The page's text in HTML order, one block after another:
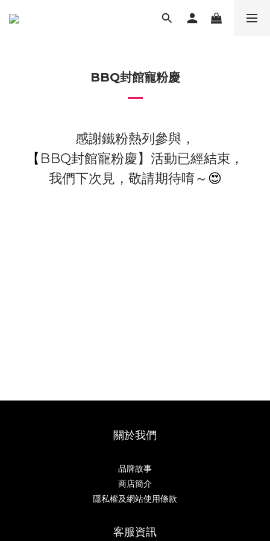
BBQ封館寵粉慶
感謝鐵粉熱列參與，
【 BBQ封館寵粉慶】活動已經結束，
我們下次見，敬請期待唷～😍
關於我們
品牌故事
商店簡介
隱私權及網站使用條款
客服資訊